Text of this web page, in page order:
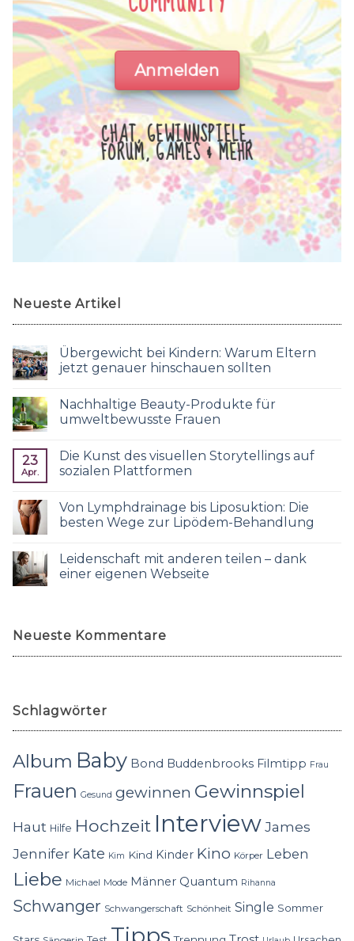
Anmelden
CHAT, GEWINNSPIELE,
FORUM, GAMES & MEHR
Neueste Artikel
Übergewicht bei Kindern: Warum Eltern
jetzt genauer hinschauen sollten
Nachhaltige Beauty-Produkte für
umweltbewusste Frauen
23
Apr.
Die Kunst des visuellen Storytellings auf
sozialen Plattformen
Von Lymphdrainage bis Liposuktion: Die
besten Wege zur Lipödem-Behandlung
Leidenschaft mit anderen teilen – dank
einer eigenen Webseite
Neueste Kommentare
Schlagwörter
Album Baby Bond Buddenbrooks Filmtipp Frau
Frauen Gesund gewinnen Gewinnspiel
Haut Hilfe Hochzeit InterviewJames
Jennifer Kate Kim Kind Kinder Kino Körper Leben
Liebe Michael Mode Männer Quantum Rihanna
Schwanger Schwangerschaft Schönheit Single Sommer
Tipps